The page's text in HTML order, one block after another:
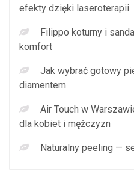
efekty dzięki laseroterapii
Filippo koturny i
komfort
Jak wybrać gotowy
diamentem
Air Touch w
dla kobiet i mężczyzn
Naturalny peeling —